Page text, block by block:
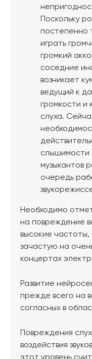
Поскольку
постепенно
играть
громкий
соседние
возникает
ведущий к
громкости и
слуха.
слышимости
музыкантов
очередь
Необходимо
на повреждение
высокие
зачастую на
концертах
Развитие
прежде всего на
согласных в
Повреждения
воздействия
этот уровень